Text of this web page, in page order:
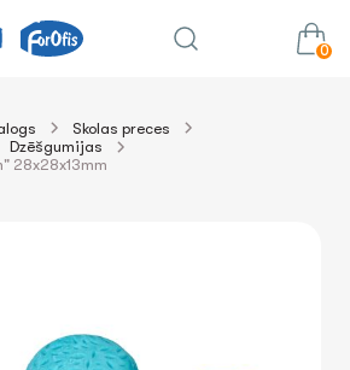
0
Skolas preces
Dzēšgumijas
28x28x13mm